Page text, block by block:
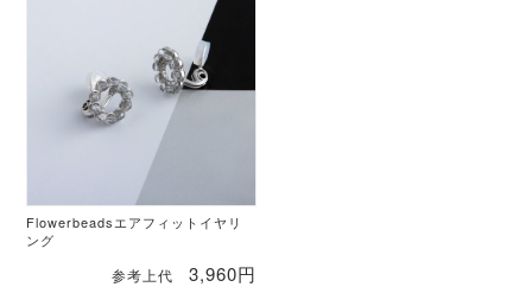
Flowerbeadsエアフィットイヤリ
ング
参考上代
3,960円